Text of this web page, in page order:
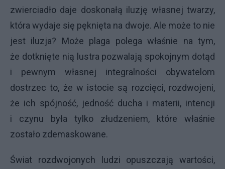
zwierciadło daje doskonałą iluzję własnej twarzy,
która wydaje się pęknięta na dwoje. Ale może to nie
jest iluzja? Może plaga polega właśnie na tym,
że dotknięte nią lustra pozwalają spokojnym dotąd
i pewnym własnej integralności obywatelom
dostrzec to, że w istocie są rozcięci, rozdwojeni,
że ich spójność, jedność ducha i materii, intencji
i czynu była tylko złudzeniem, które właśnie
zostało zdemaskowane.
Świat rozdwojonych ludzi opuszczają wartości,